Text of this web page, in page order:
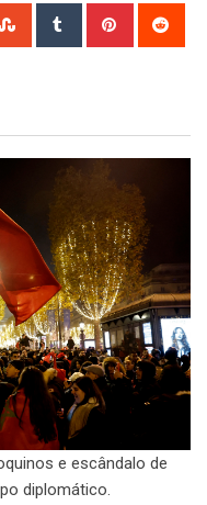
StumbleUpon
Tumblr Pinterest
e escândalo de
diplomático.